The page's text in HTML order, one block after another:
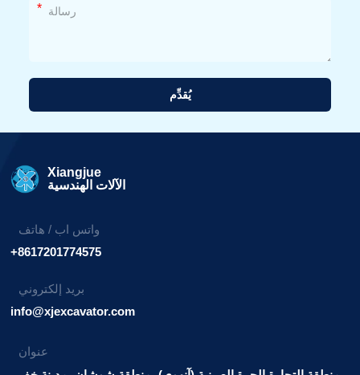
*
يُقدِّم
Xiangjue
الآلات الهندسية
واتس اب / هاتف
+8617201774575
بريد إلكتروني
info@xjexcavator.com
عنوان